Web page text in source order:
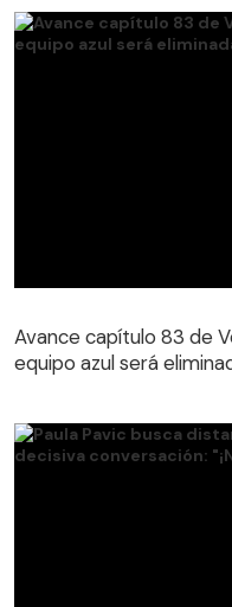
equipo azul será
Avance capítulo 83 de
equipo azul será